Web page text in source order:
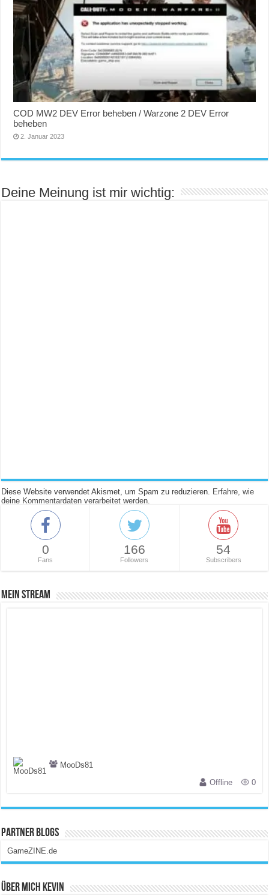
COD MW2 DEV Error beheben / Warzone 2 DEV Error
beheben
2. Januar 2023
Deine Meinung ist mir wichtig:
Diese Website verwendet Akismet, um Spam zu reduzieren. Erfahre, wie
deine Kommentardaten verarbeitet werden.
0
Fans
166
Followers
54
Subscribers
Mein Stream
MooDs81
Offline
0
Partner Blogs
GameZINE.de
Über Mich Kevin